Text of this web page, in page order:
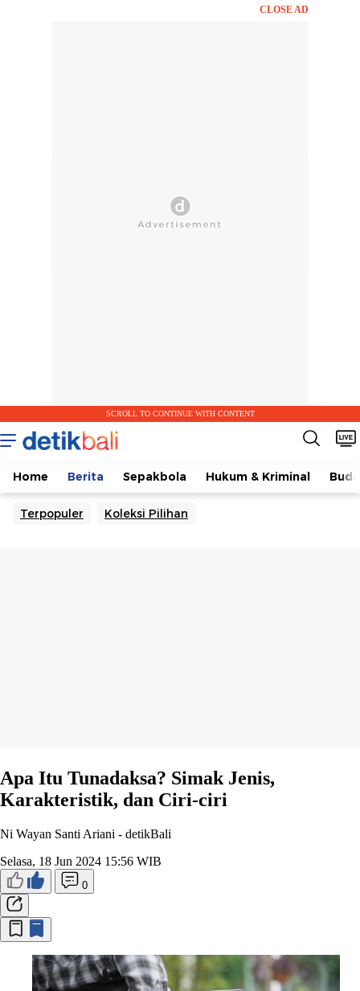
CLOSE AD
SCROLL TO CONTINUE WITH CONTENT
Home Berita Sepakbola Hukum & Kriminal
Terpopuler Koleksi Pilihan
Apa Itu Tunadaksa? Simak Jenis,
Karakteristik, dan Ciri-ciri
Ni Wayan Santi Ariani - detikBali
Selasa, 18 Jun 2024 15:56 WIB
0